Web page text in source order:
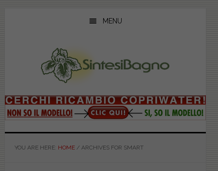
MENU
YOU ARE HERE: HOME /ARCHIVES FOR SMART